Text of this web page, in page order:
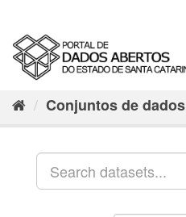
Conjuntos de dados